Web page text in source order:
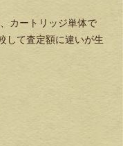
カートリッジ単体で
して査定額に違いが生